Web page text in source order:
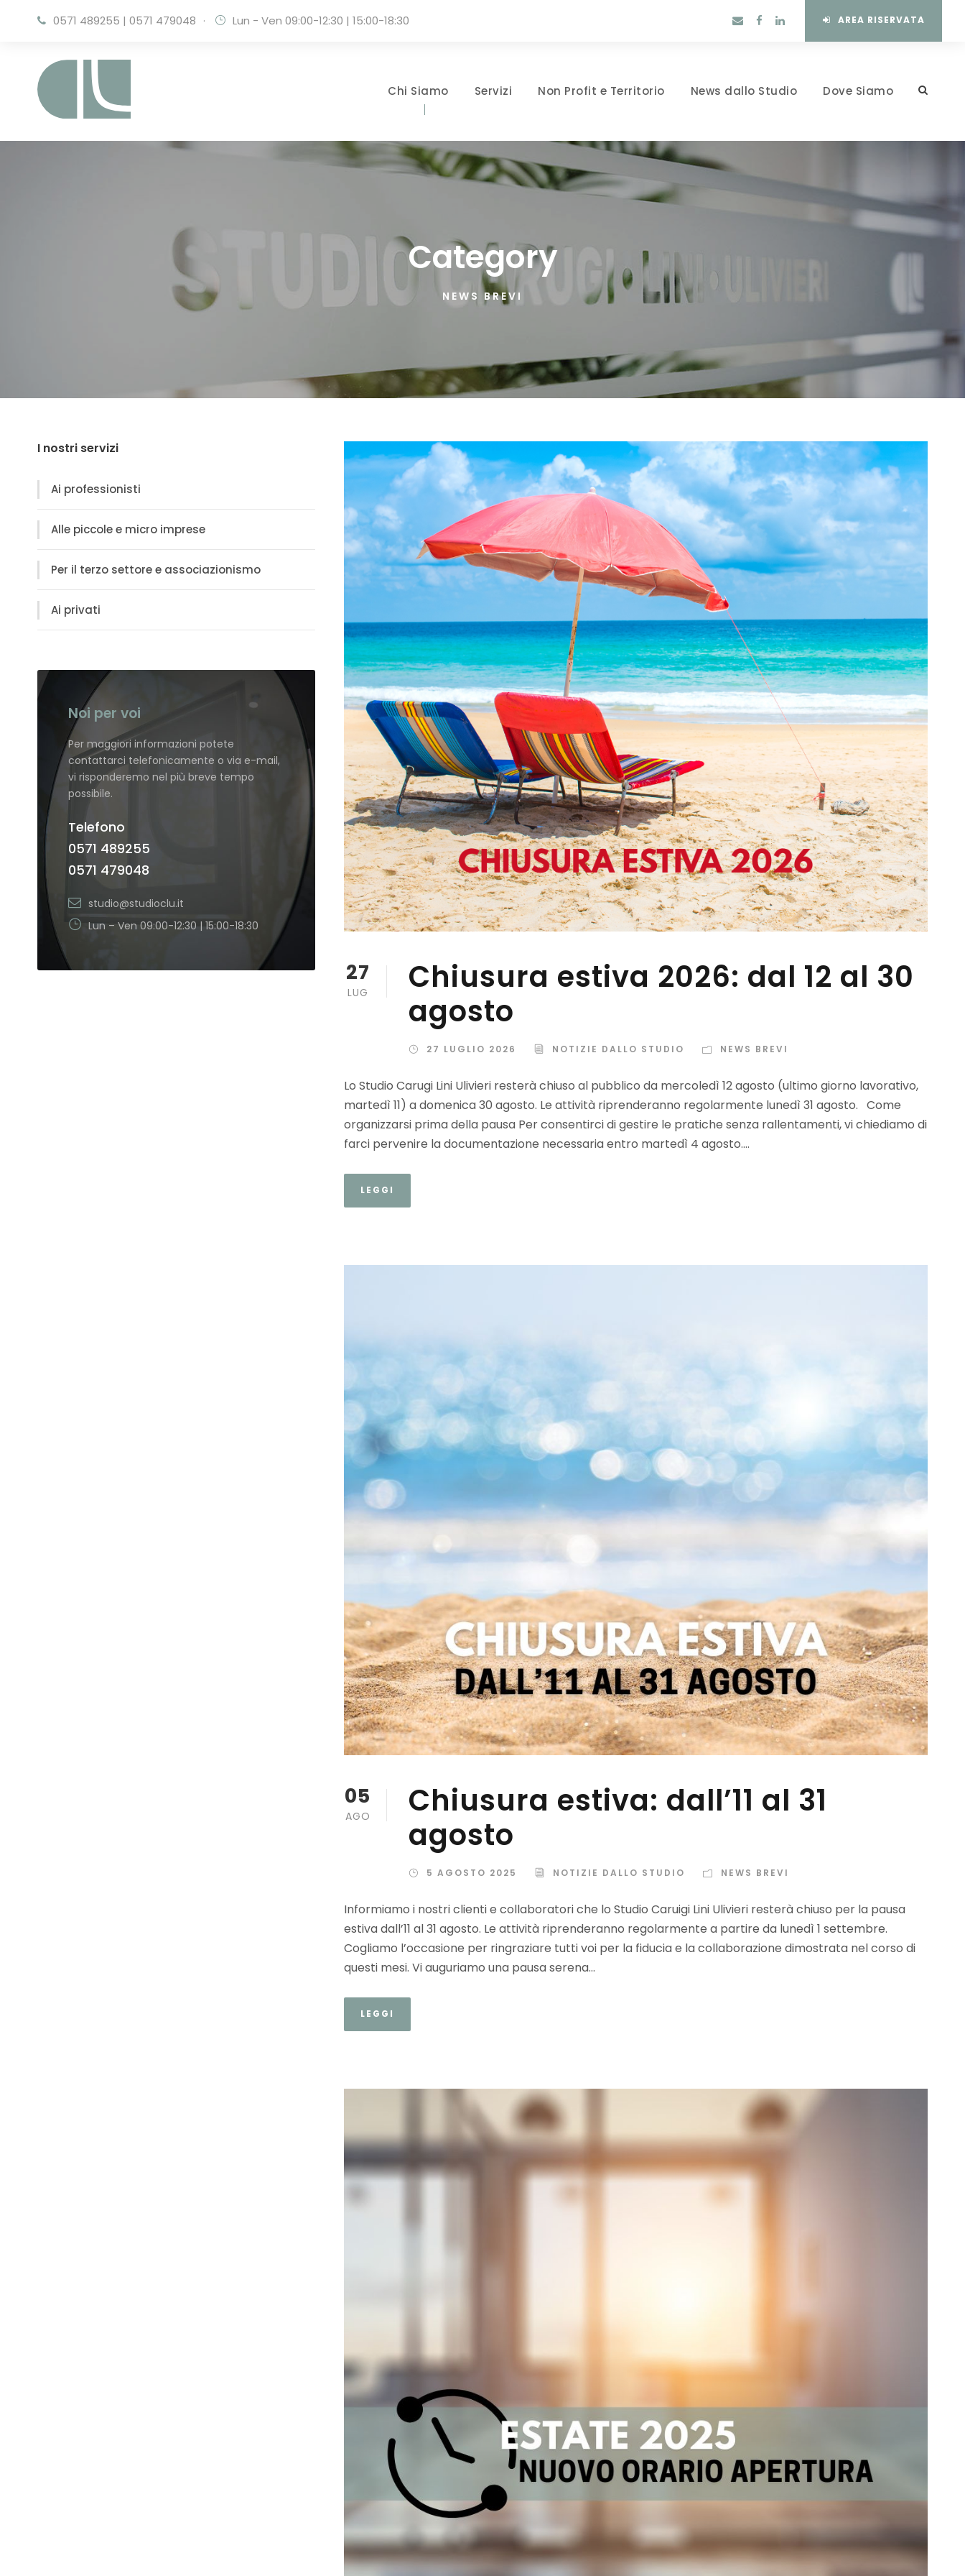
0571 489255 | 0571 479048 · Lun - Ven 09:00-12:30 | 15:00-18:30 AREA RISERVATA
Chi Siamo Servizi Non Profit e Territorio News dallo Studio Dove Siamo
Category
NEWS BREVI
27
LUG
Chiusura estiva 2026: dal 12 al 30
agosto
27 LUGLIO 2026 NOTIZIE DALLO STUDIO NEWS BREVI
Lo Studio Carugi Lini Ulivieri resterà chiuso al pubblico da mercoledì 12 agosto (ultimo giorno lavorativo,
martedì 11) a domenica 30 agosto. Le attività riprenderanno regolarmente lunedì 31 agosto. Come
organizzarsi prima della pausa Per consentirci di gestire le pratiche senza rallentamenti, vi chiediamo di
farci pervenire la documentazione necessaria entro martedì 4 agosto....
LEGGI
05
AGO
Chiusura estiva: dall’11 al 31
agosto
5 AGOSTO 2025 NOTIZIE DALLO STUDIO NEWS BREVI
Informiamo i nostri clienti e collaboratori che lo Studio Caruigi Lini Ulivieri resterà chiuso per la pausa
estiva dall’11 al 31 agosto. Le attività riprenderanno regolarmente a partire da lunedì 1 settembre.
Cogliamo l’occasione per ringraziare tutti voi per la fiducia e la collaborazione dimostrata nel corso di
questi mesi. Vi auguriamo una pausa serena...
LEGGI
I nostri servizi
Ai professionisti
Alle piccole e micro imprese
Per il terzo settore e associazionismo
Ai privati
Noi per voi
Per maggiori informazioni potete
contattarci telefonicamente o via e-mail,
vi risponderemo nel più breve tempo
possibile.
Telefono
0571 489255
0571 479048
studio@studioclu.it
Lun – Ven 09:00-12:30 | 15:00-18:30